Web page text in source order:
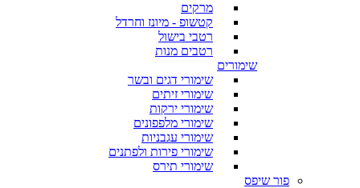
מרקים
קטשופ - מיונז וחרדל
רטבי בישול
רטבים מנות
שימורים
שימורי דגים ובשר
שימורי זיתים
שימורי ירקות
שימורי מלפפונים
שימורי עגבניות
שימורי פירות ולפתנים
שימורי תירס
פור שיפס